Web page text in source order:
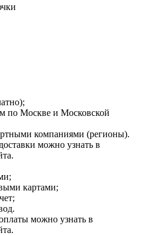
по Москве и Московской
компаниями (регионы).
можно узнать в
картами;
можно узнать в